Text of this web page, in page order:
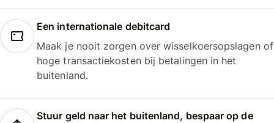
Een internationale debitcard
Maak je nooit zorgen over wisselkoersopslagen of
hoge transactiekosten bij betalingen in het
buitenland.
Stuur geld naar het buitenland, bespaar op de